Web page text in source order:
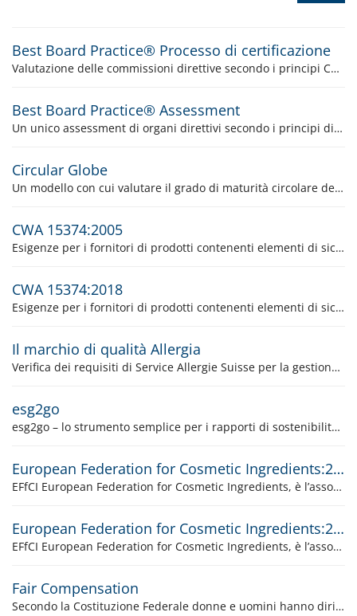
Best Board Practice® Processo di certificazione
Valutazione delle commissioni direttive secondo i principi Corporate Governance contrassegnati dal marchio di garanzia Best Board Practice® compreso certificato (Il marchio Best Board Practice Label, sia come certificazione sia come valutazione una tantum, non è più disponibile. I certificati già rilasciati manterranno la loro validità fino alla relativa data di scadenza).
Best Board Practice® Assessment
Un unico assessment di organi direttivi secondo i principi di Corporate Governance contraddistinto con l'attestato BBP® (Il marchio Best Board Practice Label, sia come certificazione sia come valutazione una tantum, non è più disponibile. I certificati già rilasciati manterranno la loro validità fino alla relativa data di scadenza).
Circular Globe
Un modello con cui valutare il grado di maturità circolare delle organizzazioni
CWA 15374:2005
Esigenze per i fornitori di prodotti contenenti elementi di sicurezza
CWA 15374:2018
Esigenze per i fornitori di prodotti contenenti elementi di sicurezza
Il marchio di qualità Allergia
Verifica dei requisiti di Service Allergie Suisse per la gestione in materia di allergie per la produzione di beni di consumo, servizi e camere d'hotel allergene ottimizzate
esg2go
esg2go – lo strumento semplice per i rapporti di sostenibilità automatizzati
European Federation for Cosmetic Ingredients:2017-1
EFfCI European Federation for Cosmetic Ingredients, è l’associazione che rappresenta e sostiene gli interessi dei produttori europei di Ingredienti Cosmetici.
European Federation for Cosmetic Ingredients:2017
EFfCI European Federation for Cosmetic Ingredients, è l’associazione che rappresenta e sostiene gli interessi dei produttori europei di Ingredienti Cosmetici. (EFfCI GMP 2017 è sostituito dall’ EFfCI GMP 2017-1.)
Fair Compensation
Secondo la Costituzione Federale donne e uomini hanno diritto allo stesso salario per lo stesso lavoro. Questa tematica sarà discussa accuratamente a livello politico e sindacale. Inoltre, le strutture del salario sono spesso cresciute in modo organico e il più delle volte non corrispondono ai reali dati di fatto.